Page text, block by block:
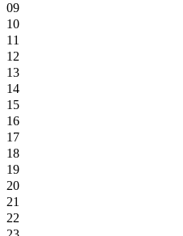
09
10
11
12
13
14
15
16
17
18
19
20
21
22